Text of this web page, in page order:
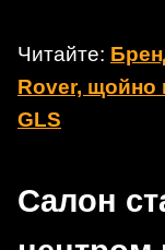
Читайте:
Rover, щойно
GLS
Салон